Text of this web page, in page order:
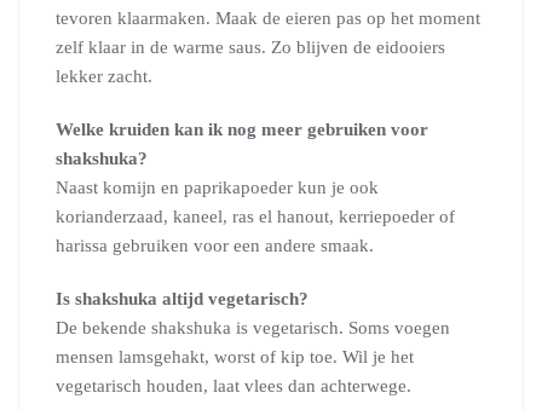
tevoren klaarmaken. Maak de eieren pas op het moment
zelf klaar in de warme saus. Zo blijven de eidooiers
lekker zacht.
Welke kruiden kan ik nog meer gebruiken voor
shakshuka?
Naast komijn en paprikapoeder kun je ook
korianderzaad, kaneel, ras el hanout, kerriepoeder of
harissa gebruiken voor een andere smaak.
Is shakshuka altijd vegetarisch?
De bekende shakshuka is vegetarisch. Soms voegen
mensen lamsgehakt, worst of kip toe. Wil je het
vegetarisch houden, laat vlees dan achterwege.